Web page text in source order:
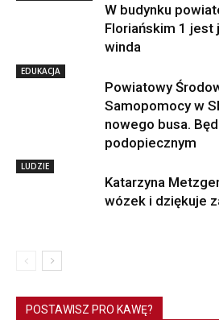
W budynku
Floriańskim 1 jest
winda
EDUKACJA
Powiatowy
Samopomocy w
nowego busa.
podopiecznym
LUDZIE
Katarzyna
wózek i dziękuje
POSTAWISZ PRO KAWĘ?